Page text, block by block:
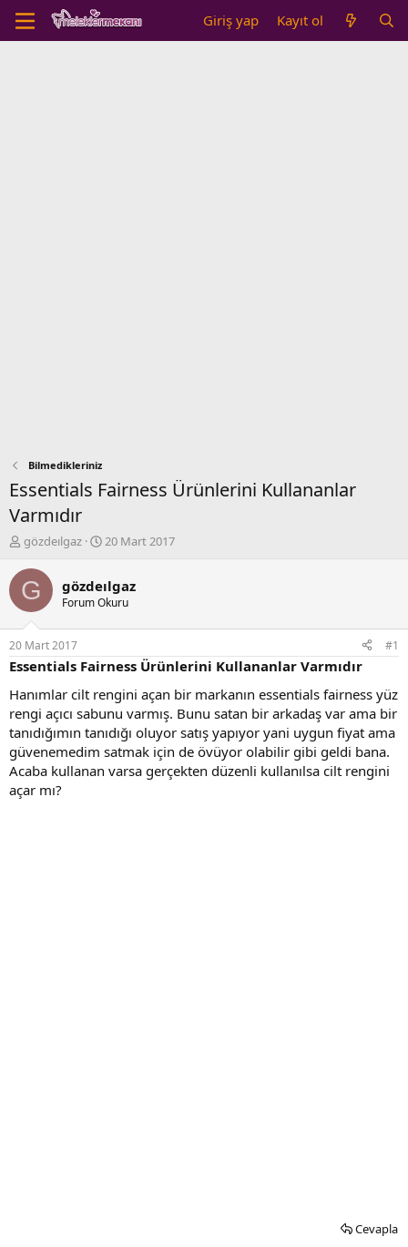
Giriş yap Kayıt ol
Bilmedikleriniz
Essentials Fairness Ürünlerini Kullananlar
Varmıdır
K
n
b
y
u
b
a
l
a
t
a
n
gözdeılgaz
B
l
a
ı
ç
a
r
i
h
20 Mart 2017
G gözdeılgaz
Forum Okuru
20 Mart 2017 #1
Essentials Fairness Ürünlerini Kullananlar Varmıdır
Hanımlar cilt rengini açan bir markanın essentials fairness yüz
rengi açıcı sabunu varmış. Bunu satan bir arkadaş var ama bir
tanıdığımın tanıdığı oluyor satış yapıyor yani uygun fiyat ama
güvenemedim satmak için de övüyor olabilir gibi geldi bana.
Acaba kullanan varsa gerçekten düzenli kullanılsa cilt rengini
açar mı?
Cevapla